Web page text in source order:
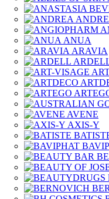
ANUA
ARAVIA
AVENE
AXIS-Y